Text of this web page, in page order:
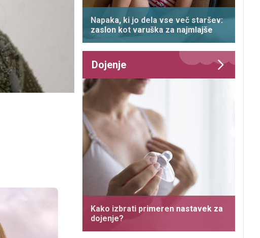
Napaka, ki jo dela vse več staršev:
zaslon kot varuška za najmlajše
Dojenje
Kako izbrati primeren nastavek za
dojenje?